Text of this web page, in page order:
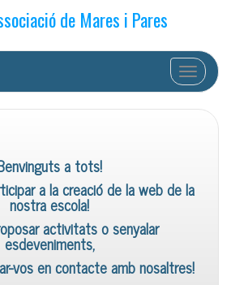
de Mares i Pares
Cambiar
a tots!
a la creació de la web de la
nostra escola!
activitats o senyalar
esdeveniments,
vos en contacte amb nosaltres!